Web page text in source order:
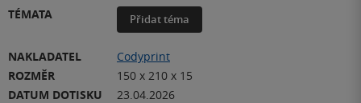
TÉMATA
Přidat téma
NAKLADATEL
Codyprint
ROZMĚR
150 x 210 x 15
DATUM DOTISKU
23.04.2026